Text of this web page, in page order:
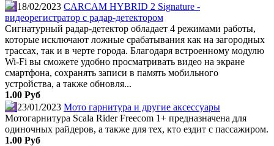
18/02/2023 CARCAM HYBRID 2 Signature -
видеорегистратор с радар-детектором
Сигнатурный радар-детектор обладает 4 режимами работы,
которые исключают ложные срабатывания как на загородных
трассах, так и в черте города. Благодаря встроенному модулю
Wi-Fi вы сможете удобно просматривать видео на экране
смартфона, сохранять записи в память мобильного
устройства, а также обновля...
1.00 Руб
23/01/2023 Мото гарнитура и другие аксессуары
Мотогарнитура Scala Rider Freecom 1+ предназначена для
одиночных райдеров, а также для тех, кто ездит с пассажиром.
1.00 Руб